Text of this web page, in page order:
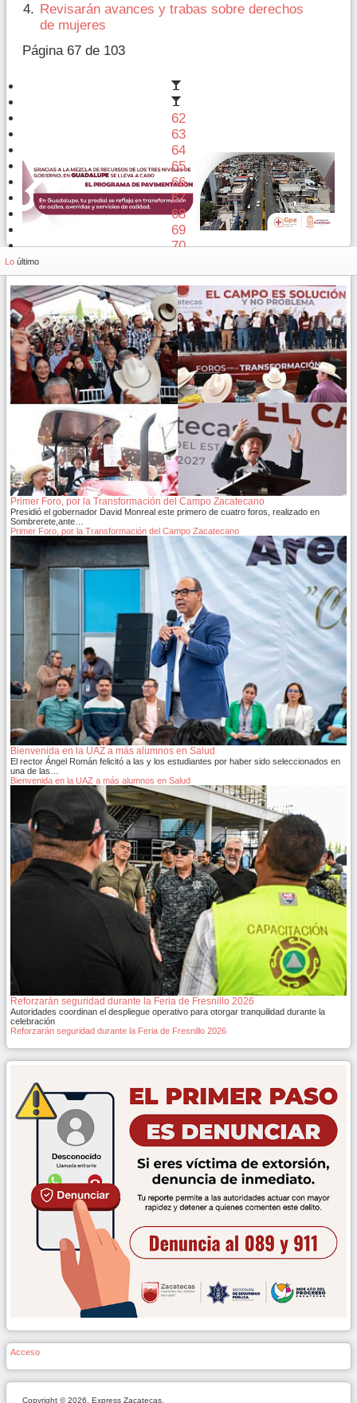
Revisarán avances y trabas sobre derechos
de mujeres
Página 67 de 103
62
63
64
65
66
67
68
69
70
Lo último
Primer Foro, por la Transformación del Campo Zacatecano
Presidió el gobernador David Monreal este primero de cuatro foros, realizado en
Sombrerete,ante…
Primer Foro, por la Transformación del Campo Zacatecano
Bienvenida en la UAZ a más alumnos en Salud
El rector Ángel Román felicitó a las y los estudiantes por haber sido seleccionados en
una de las…
Bienvenida en la UAZ a más alumnos en Salud
Reforzarán seguridad durante la Feria de Fresnillo 2026
Autoridades coordinan el despliegue operativo para otorgar tranquilidad durante la
celebración
Reforzarán seguridad durante la Feria de Fresnillo 2026
Acceso
Copyright © 2026. Express Zacatecas.